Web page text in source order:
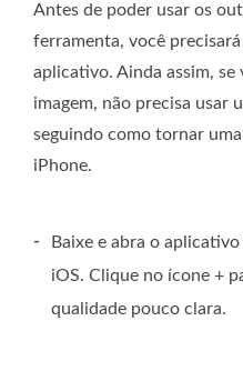
Antes de poder usar os
ferramenta, você
aplicativo. Ainda assim, se
imagem, não precisa usar
seguindo como tornar
iPhone.
-
Baixe e abra o
iOS. Clique no ícone +
qualidade pouco clara.